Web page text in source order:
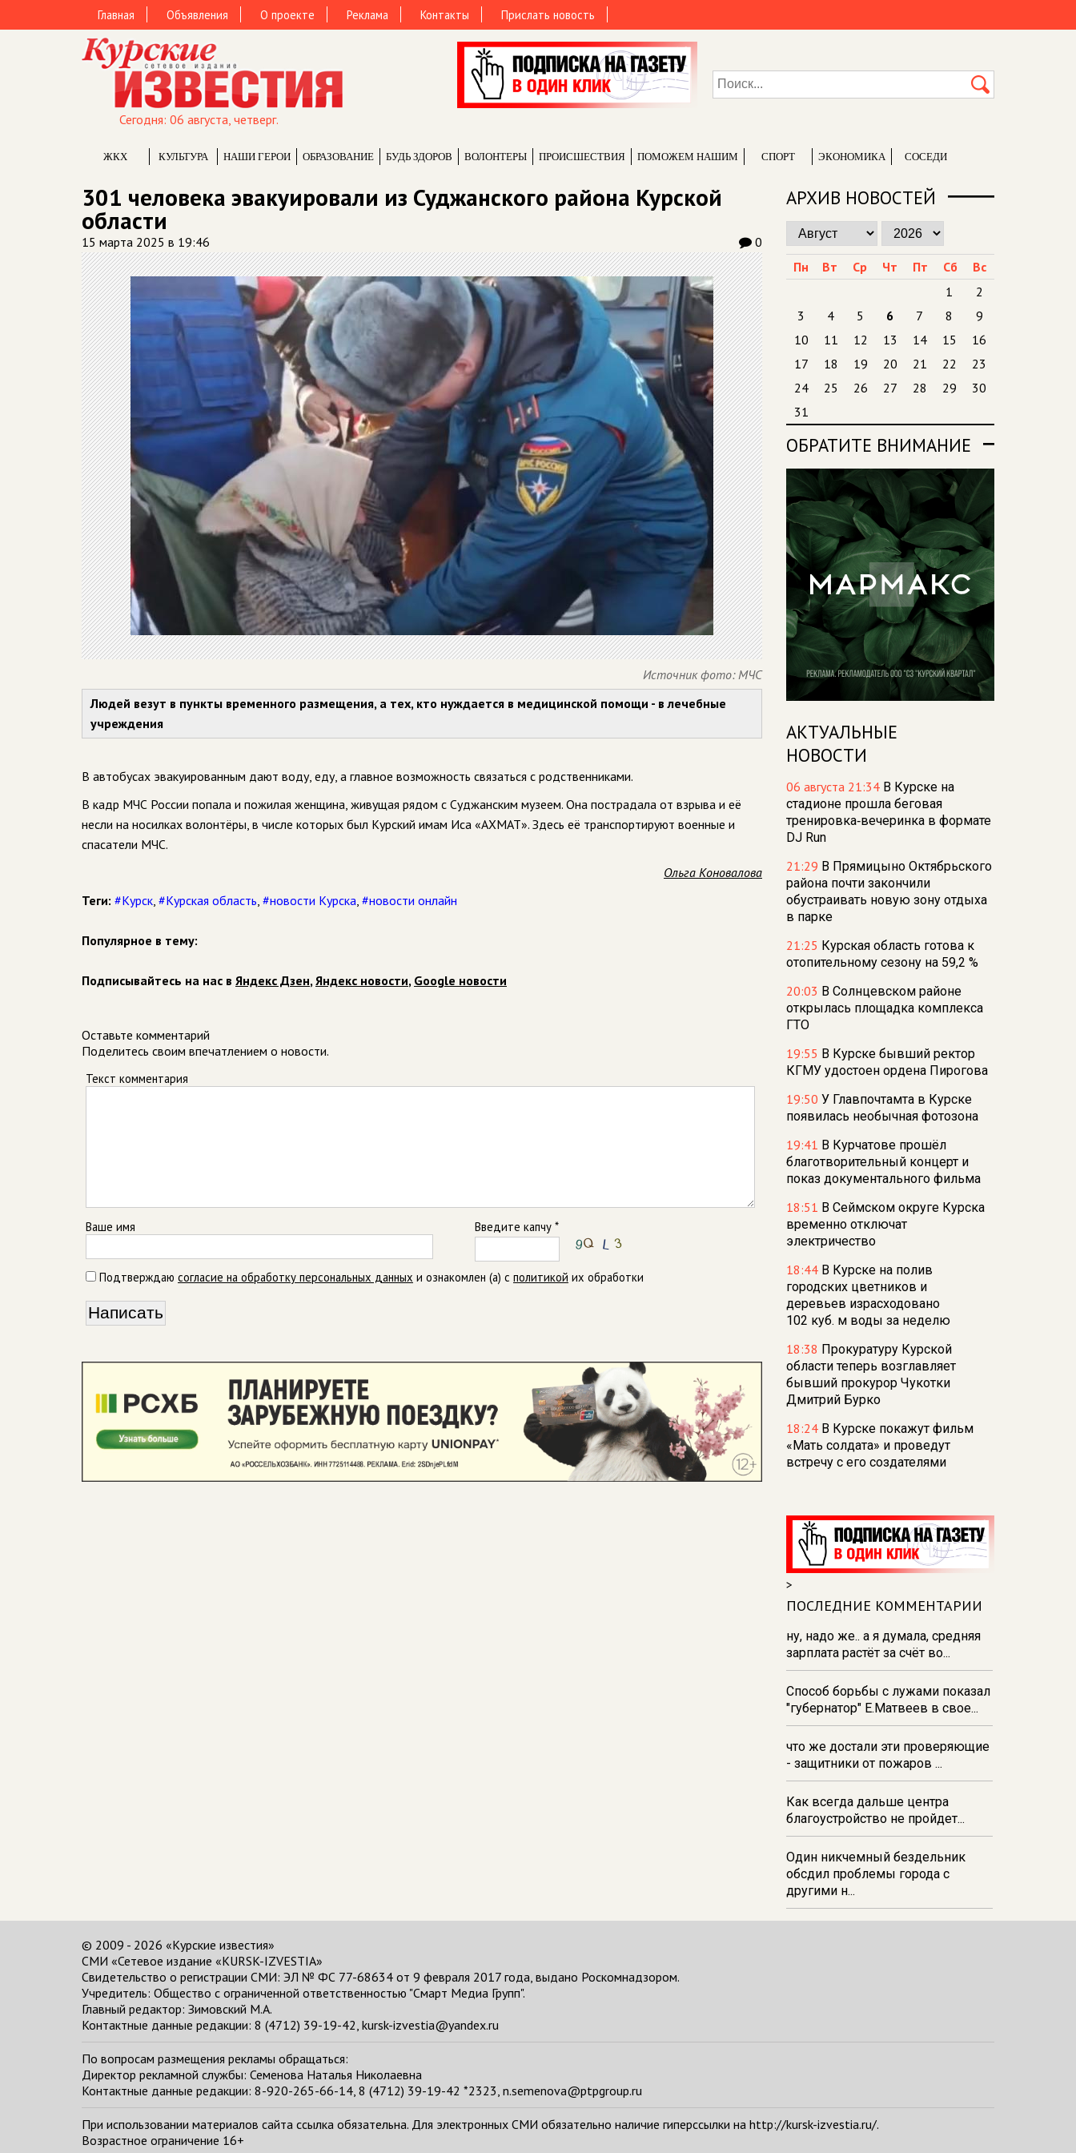
Главная Объявления О проекте Реклама Контакты Прислать новость
Сегодня: 06 августа, четверг.
ЖКХ КУЛЬТУРА НАШИ ГЕРОИ ОБРАЗОВАНИЕ БУДЬ ЗДОРОВ ВОЛОНТЕРЫ ПРОИCШЕСТВИЯ ПОМОЖЕМ НАШИМ СПОРТ ЭКОНОМИКА СОСЕДИ
301 человека эвакуировали из Суджанского района Курской
области
15 марта 2025 в 19:46 0
Источник фото: МЧС
Людей везут в пункты временного размещения, а тех, кто нуждается в медицинской помощи - в лечебные
учреждения
В автобусах эвакуированным дают воду, еду, а главное возможность связаться с родственниками.
В кадр МЧС России попала и пожилая женщина, живущая рядом с Суджанским музеем. Она пострадала от взрыва и её
несли на носилках волонтёры, в числе которых был Курский имам Иса «АХМАТ». Здесь её транспортируют военные и
спасатели МЧС.
Ольга Коновалова
Теги: #Курск, #Курская область, #новости Курска, #новости онлайн
Популярное в тему:
Подписывайтесь на нас в Яндекс Дзен,Яндекс новости, Google новости
Оставьте комментарий
Поделитесь своим впечатлением о новости.
Текст комментария
Ваше имя Введите капчу *
Подтверждаю согласие на обработку персональных данных и ознакомлен (а) с политикой их обработки
АРХИВ НОВОСТЕЙ
Пн Вт Ср Чт Пт Сб
Вс
1
2
3
4 5 6 7 8
9
10
11 12 13 14 15
16
17
18 19 20 21 22
23
24
25 26 27 28 29
30
31
ОБРАТИТЕ ВНИМАНИЕ
АКТУАЛЬНЫЕ
НОВОСТИ
06 августа 21:34 В Курске на
стадионе прошла беговая
тренировка‑вечеринка в формате
DJ Run
21:29 В Прямицыно Октябрьского
района почти закончили
обустраивать новую зону отдыха
в парке
21:25 Курская область готова к
отопительному сезону на 59,2 %
20:03 В Солнцевском районе
открылась площадка комплекса
ГТО
19:55 В Курске бывший ректор
КГМУ удостоен ордена Пирогова
19:50 У Главпочтамта в Курске
появилась необычная фотозона
19:41 В Курчатове прошёл
благотворительный концерт и
показ документального фильма
18:51 В Сеймском округе Курска
временно отключат
электричество
18:44 В Курске на полив
городских цветников и
деревьев израсходовано
102 куб. м воды за неделю
18:38 Прокуратуру Курской
области теперь возглавляет
бывший прокурор Чукотки
Дмитрий Бурко
18:24 В Курске покажут фильм
«Мать солдата» и проведут
встречу с его создателями
из‑за проблем с водоснабжением
17:23
В Курске установили две
камеры ПДД на превышение
скорости
16:55В Курске жителя
Тюменской области осудили за
незаконную перевозку
взрывчатки
16:47В Курске капремонт дорог
выполнен на 54%
>
ПОСЛЕДНИЕ КОММЕНТАРИИ
ну, надо же.. а я думала, средняя
зарплата растёт за счёт во...
Способ борьбы с лужами показал
"губернатор" Е.Матвеев в свое...
что же достали эти проверяющие
- защитники от пожаров ...
Как всегда дальше центра
благоустройство не пройдет...
Один никчемный бездельник
обсдил проблемы города с
другими н...
© 2009 - 2026 «Курские известия»
СМИ «Сетевое издание «KURSK-IZVESTIA»
Свидетельство о регистрации СМИ: ЭЛ № ФС 77-68634 от 9 февраля 2017 года, выдано Роскомнадзором.
Учредитель: Общество с ограниченной ответственностью "Смарт Медиа Групп".
Главный редактор: Зимовский М.А.
Контактные данные редакции: 8 (4712) 39-19-42, kursk-izvestia@yandex.ru
По вопросам размещения рекламы обращаться:
Директор рекламной службы: Семенова Наталья Николаевна
Контактные данные редакции: 8-920-265-66-14, 8 (4712) 39-19-42 *2323, n.semenova@ptpgroup.ru
При использовании материалов сайта ссылка обязательна. Для электронных СМИ обязательно наличие гиперссылки на http://kursk-izvestia.ru/.
Возрастное ограничение 16+